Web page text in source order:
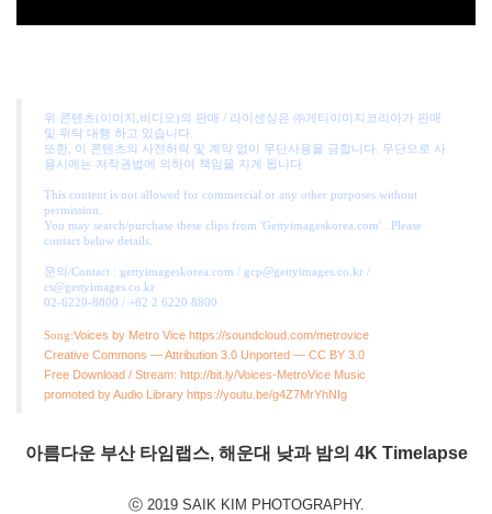
위 콘텐츠(이미지,비디오)의 판매 / 라이센싱은 ㈜게티이미지코리아가 판매
및 위탁 대행 하고 있습니다.
또한, 이 콘텐츠의 사전허락 및 계약 없이 무단사용을 금합니다. 무단으로 사
용시에는 저작권법에 의하여 책임을 지게 됩니다
This content is not allowed for commercial or any other purposes without
permission.
You may search/purchase these clips from 'Gettyimageskorea.com' . Please
contact below details.
문의/Contact : gettyimageskorea.com / gcp@gettyimages.co.kr /
cs@gettyimages.co.kr
02-6220-8800 / +82 2 6220 8800
Song:Voices by Metro Vice https://soundcloud.com/metrovice
Creative Commons — Attribution 3.0 Unported — CC BY 3.0
Free Download / Stream: http://bit.ly/Voices-MetroVice Music
promoted by Audio Library https://youtu.be/g4Z7MrYhNIg
아름다운 부산 타임랩스, 해운대 낮과 밤의 4K Timelapse
ⓒ 2019 SAIK KIM PHOTOGRAPHY.